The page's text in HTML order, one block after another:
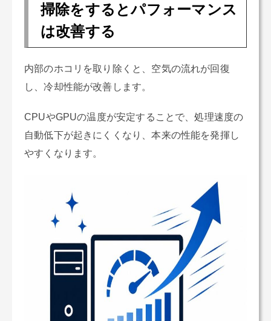
掃除をするとパフォーマンス
は改善する
内部のホコリを取り除くと、空気の流れが回復
し、冷却性能が改善します。
CPUやGPUの温度が安定することで、処理速度の
自動低下が起きにくくなり、本来の性能を発揮し
やすくなります。